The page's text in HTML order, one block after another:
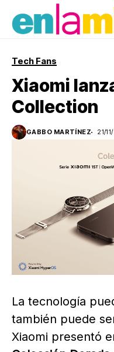
Tech Fans
Xiaomi
Collection
GABBO MARTÍNEZ 21/
La tecnología
también puede
Xiaomi presentó